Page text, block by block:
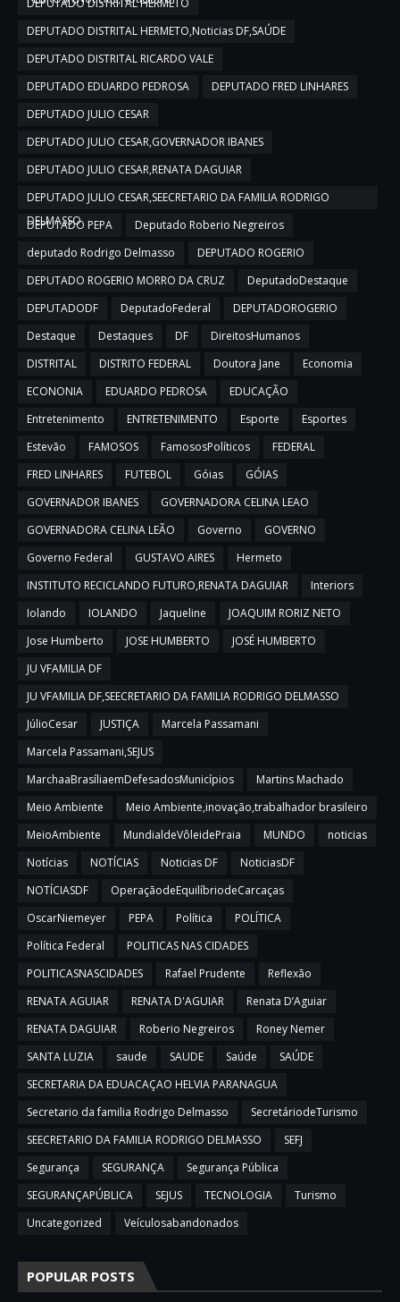
DEPUTADO DISTRITAL HERMETO,Noticias DF,SAÚDE
DEPUTADO DISTRITAL RICARDO VALE
DEPUTADO EDUARDO PEDROSA
DEPUTADO FRED LINHARES
DEPUTADO JULIO CESAR
DEPUTADO JULIO CESAR,GOVERNADOR IBANES
DEPUTADO JULIO CESAR,RENATA DAGUIAR
DEPUTADO JULIO CESAR,SEECRETARIO DA FAMILIA RODRIGO
DELMASSO
DEPUTADO PEPA
Deputado Roberio Negreiros
deputado Rodrigo Delmasso
DEPUTADO ROGERIO
DEPUTADO ROGERIO MORRO DA CRUZ
DeputadoDestaque
DEPUTADODF
DeputadoFederal
DEPUTADOROGERIO
Destaque
Destaques DF
DireitosHumanos
DISTRITAL
DISTRITO FEDERAL Doutora Jane
Economia
ECONONIA
EDUARDO PEDROSA
EDUCAÇÃO
Entretenimento
ENTRETENIMENTO Esporte
Esportes
Estevão
FAMOSOS FamososPolíticos
FEDERAL
FRED LINHARES
FUTEBOL Góias
GÓIAS
GOVERNADOR IBANES
GOVERNADORA CELINA LEAO
GOVERNADORA CELINA LEÃO
Governo
GOVERNO
Governo Federal
GUSTAVO AIRES
Hermeto
INSTITUTO RECICLANDO FUTURO,RENATA DAGUIAR
Interiors
Iolando
IOLANDO Jaqueline
JOAQUIM RORIZ NETO
Jose Humberto
JOSE HUMBERTO
JOSÉ HUMBERTO
JU VFAMILIA DF
JU VFAMILIA DF,SEECRETARIO DA FAMILIA RODRIGO DELMASSO
JúlioCesar
JUSTIÇA
Marcela Passamani
Marcela Passamani,SEJUS
MarchaaBrasíliaemDefesadosMunicípios
Martins Machado
Meio Ambiente
Meio Ambiente,inovação,trabalhador brasileiro
MeioAmbiente
MundialdeVôleidePraia MUNDO
noticias
Notícias
NOTÍCIAS Noticias DF
NoticiasDF
NOTÍCIASDF
OperaçãodeEquilíbriodeCarcaças
OscarNiemeyer
PEPA Política
POLÍTICA
Política Federal
POLITICAS NAS CIDADES
POLITICASNASCIDADES
Rafael Prudente
Reflexão
RENATA AGUIAR
RENATA D'AGUIAR
Renata D’Aguiar
RENATA DAGUIAR
Roberio Negreiros
Roney Nemer
SANTA LUZIA
saude SAUDE Saúde
SAÚDE
SECRETARIA DA EDUACAÇAO HELVIA PARANAGUA
Secretario da familia Rodrigo Delmasso
SecretáriodeTurismo
SEECRETARIO DA FAMILIA RODRIGO DELMASSO
SEFJ
Segurança
SEGURANÇA
Segurança Pública
SEGURANÇAPÚBLICA
SEJUS TECNOLOGIA
Turismo
Uncategorized
Veículosabandonados
POPULAR POSTS